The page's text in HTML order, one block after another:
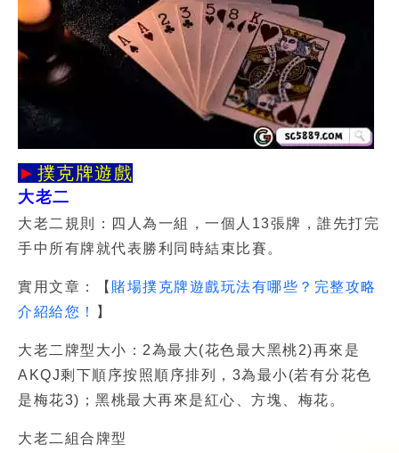
► 撲克牌遊戲
大老二
大老二規則：四人為一組，一個人13張牌，誰先打完
手中所有牌就代表勝利同時結束比賽。
實用文章：【 賭場撲克牌遊戲玩法有哪些？完整攻略
介紹給您！
】
大老二牌型大小：2為最大(花色最大黑桃2)再來是
AKQJ剩下順序按照順序排列，3為最小(若有分花色
是梅花3)；黑桃最大再來是紅心、方塊、梅花。
大老二組合牌型